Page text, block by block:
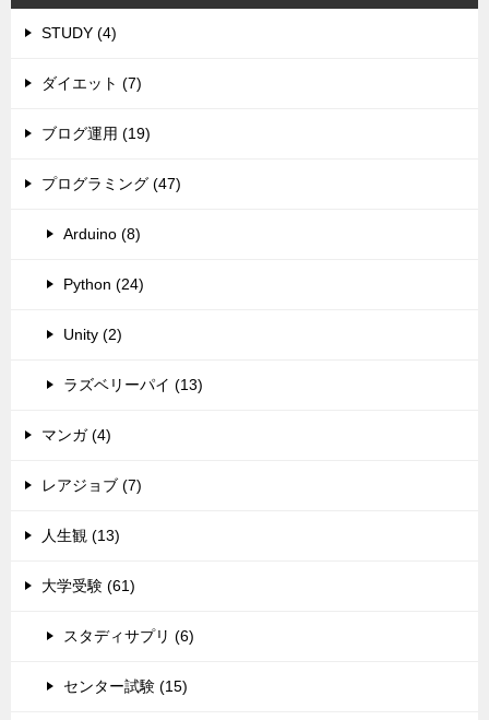
STUDY (4)
ダイエット (7)
ブログ運用 (19)
プログラミング (47)
Arduino (8)
Python (24)
Unity (2)
ラズベリーパイ (13)
マンガ (4)
レアジョブ (7)
人生観 (13)
大学受験 (61)
スタディサプリ (6)
センター試験 (15)